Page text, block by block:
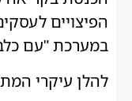
הפיצויים
במערכת "עם
להלן עיקרי